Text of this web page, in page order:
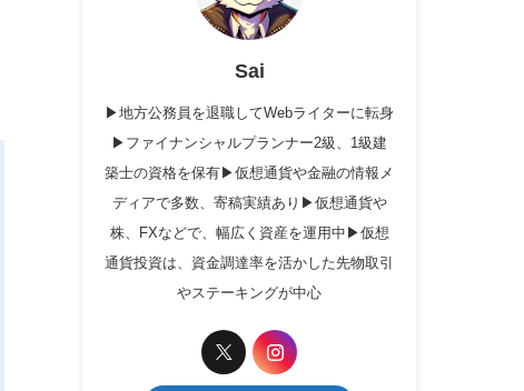
Sai
▶地方公務員を退職してWebライターに転身
▶ファイナンシャルプランナー2級、1級建
築士の資格を保有▶仮想通貨や金融の情報メ
ディアで多数、寄稿実績あり▶仮想通貨や
株、FXなどで、幅広く資産を運用中▶仮想
通貨投資は、資金調達率を活かした先物取引
やステーキングが中心